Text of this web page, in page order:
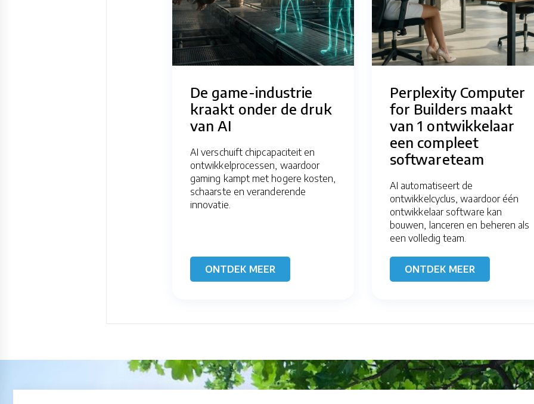
De game-industrie
kraakt onder de druk
van AI
AI verschuift chipcapaciteit en
ontwikkelprocessen, waardoor
gaming kampt met hogere kosten,
schaarste en veranderende
innovatie.
ONTDEK MEER
Perplexity Computer
for Builders maakt
van 1 ontwikkelaar
een compleet
softwareteam
AI automatiseert de
ontwikkelcyclus, waardoor één
ontwikkelaar software kan
bouwen, lanceren en beheren als
een volledig team.
ONTDEK MEER